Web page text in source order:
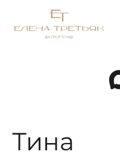
Тина